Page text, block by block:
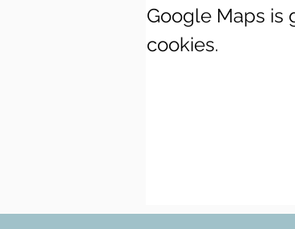
Google Maps is
cookies.